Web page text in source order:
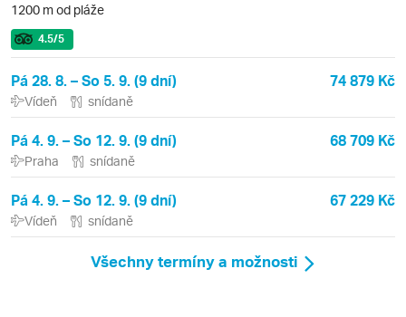
1200 m od pláže
4.5/5
Pá 28. 8. – So 5. 9. (9 dní) 74 879 Kč
Vídeň snídaně
Pá 4. 9. – So 12. 9. (9 dní) 68 709 Kč
Praha snídaně
Pá 4. 9. – So 12. 9. (9 dní) 67 229 Kč
Vídeň snídaně
Všechny termíny a možnosti